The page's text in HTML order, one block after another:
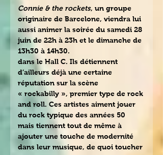
Connie & the rockets, un groupe
originaire de Barcelone, viendra lui
aussi animer la soirée du samedi 28
juin de 22h à 23h et le dimanche de
13h30 à 14h30.
dans le Hall C. Ils détiennent
d’ailleurs déjà une certaine
réputation sur la scène
« rockabilly », premier type de rock
and roll. Ces artistes aiment jouer
du rock typique des années 50
mais tiennent tout de même à
ajouter une touche de modernité
dans leur musique, de quoi toucher